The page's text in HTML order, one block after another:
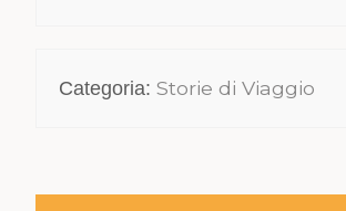
Categoria:Storie di Viaggio